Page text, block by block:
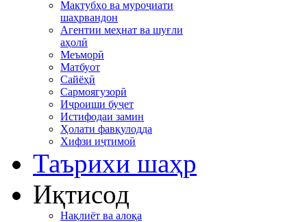
Мактубҳо ва муроҷиати
шаҳрвандон
Агентии меҳнат ва шуғли
аҳолӣ
Меъморӣ
Матбуот
Сайёҳӣ
Сармоягузорӣ
Иҷроиши буҷет
Истифодаи замин
Ҳолати фавқулодда
Хифзи иҷтимоӣ
Таърихи шаҳр
Иқтисод
Нақлиёт ва алоқа